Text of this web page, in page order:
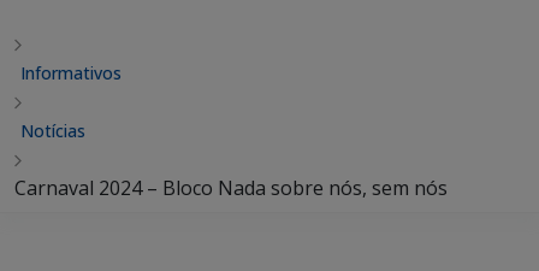
Informativos
Notícias
Carnaval 2024 – Bloco Nada sobre nós, sem nós